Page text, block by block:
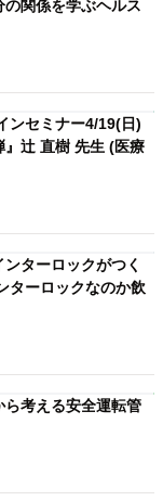
関係を学ぶヘルス
ンセミナー4/19(日)
辻 直樹 先生 (医療
ターロックがつく
ターロックなのか飲
考える安全運転管